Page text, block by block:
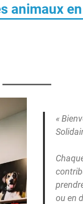
animaux
«
ou en